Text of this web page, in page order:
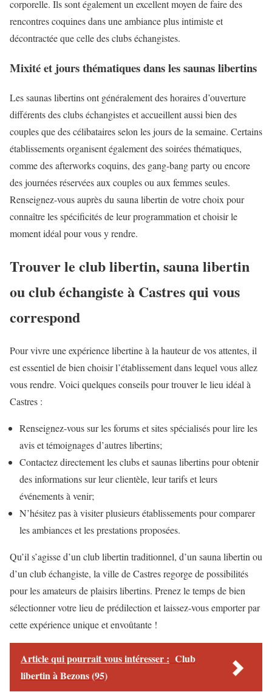
corporelle. Ils sont également un excellent moyen de faire des
rencontres coquines dans une ambiance plus intimiste et
décontractée que celle des clubs échangistes.
Mixité et jours thématiques dans les saunas libertins
Les saunas libertins ont généralement des horaires d’ouverture
différents des clubs échangistes et accueillent aussi bien des
couples que des célibataires selon les jours de la semaine. Certains
établissements organisent également des soirées thématiques,
comme des afterworks coquins, des gang-bang party ou encore
des journées réservées aux couples ou aux femmes seules.
Renseignez-vous auprès du sauna libertin de votre choix pour
connaître les spécificités de leur programmation et choisir le
moment idéal pour vous y rendre.
Trouver le club libertin, sauna libertin
ou club échangiste à Castres qui vous
correspond
Pour vivre une expérience libertine à la hauteur de vos attentes, il
est essentiel de bien choisir l’établissement dans lequel vous allez
vous rendre. Voici quelques conseils pour trouver le lieu idéal à
Castres :
Renseignez-vous sur les forums et sites spécialisés pour lire les
avis et témoignages d’autres libertins;
Contactez directement les clubs et saunas libertins pour obtenir
des informations sur leur clientèle, leur tarifs et leurs
événements à venir;
N’hésitez pas à visiter plusieurs établissements pour comparer
les ambiances et les prestations proposées.
Qu’il s’agisse d’un club libertin traditionnel, d’un sauna libertin ou
d’un club échangiste, la ville de Castres regorge de possibilités
pour les amateurs de plaisirs libertins. Prenez le temps de bien
sélectionner votre lieu de prédilection et laissez-vous emporter par
cette expérience unique et envoûtante !
Article qui pourrait vous intéresser : Club
libertin à Bezons (95)